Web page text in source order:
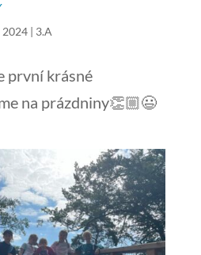
2024| 3.A
první krásné
na prázdniny👏🏼😃